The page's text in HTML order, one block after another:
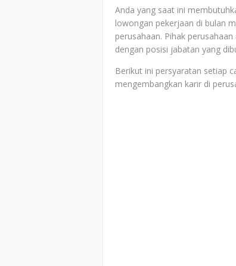
Anda yang saat ini
lowongan pekerjaan di bulan
perusahaan. Pihak
dengan posisi jabatan yang
Berikut ini persyaratan setiap
mengembangkan karir di